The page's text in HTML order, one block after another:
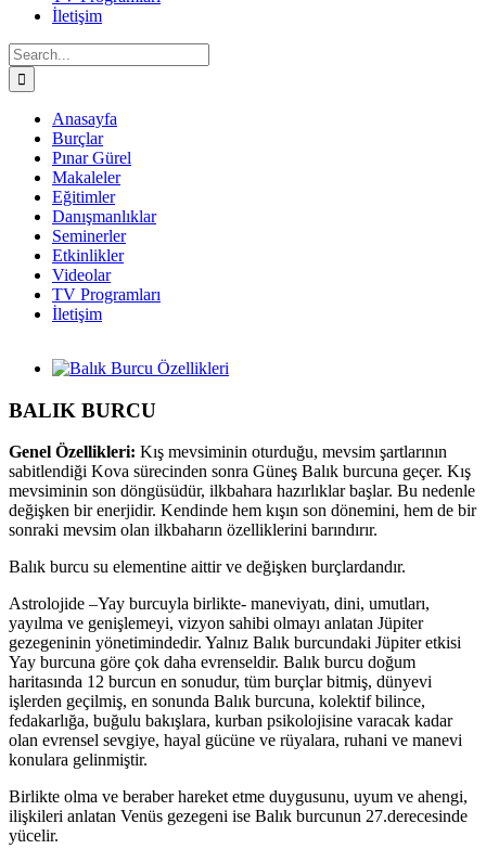
İletişim
Search
for:
Anasayfa
Burçlar
Pınar Gürel
Makaleler
Eğitimler
Danışmanlıklar
Seminerler
Etkinlikler
Videolar
TV Programları
İletişim
View
Image
BALIK BURCU
Genel Özellikleri: Kış mevsiminin oturduğu, mevsim şartlarının
sabitlendiği Kova sürecinden sonra Güneş Balık burcuna geçer. Kış
mevsiminin son döngüsüdür, ilkbahara hazırlıklar başlar. Bu nedenle
değişken bir enerjidir. Kendinde hem kışın son dönemini, hem de bir
sonraki mevsim olan ilkbaharın özelliklerini barındırır.
Balık burcu su elementine aittir ve değişken burçlardandır.
Astrolojide –Yay burcuyla birlikte- maneviyatı, dini, umutları,
yayılma ve genişlemeyi, vizyon sahibi olmayı anlatan Jüpiter
gezegeninin yönetimindedir. Yalnız Balık burcundaki Jüpiter etkisi
Yay burcuna göre çok daha evrenseldir. Balık burcu doğum
haritasında 12 burcun en sonudur, tüm burçlar bitmiş, dünyevi
işlerden geçilmiş, en sonunda Balık burcuna, kolektif bilince,
fedakarlığa, buğulu bakışlara, kurban psikolojisine varacak kadar
olan evrensel sevgiye, hayal gücüne ve rüyalara, ruhani ve manevi
konulara gelinmiştir.
Birlikte olma ve beraber hareket etme duygusunu, uyum ve ahengi,
ilişkileri anlatan Venüs gezegeni ise Balık burcunun 27.derecesinde
yücelir.